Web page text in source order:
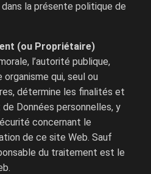
la présente politique de
(ou Propriétaire)
l’autorité publique,
qui, seul ou
détermine les finalités et
Données personnelles, y
concernant le
de ce site Web. Sauf
du traitement est le